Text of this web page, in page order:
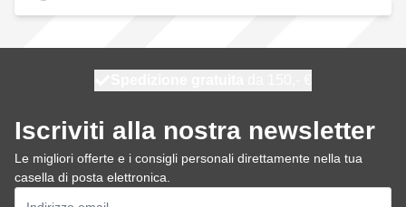
Iscriviti alla nostra newsletter
Le migliori offerte e i consigli personali direttamente nella tua
casella di posta elettronica.